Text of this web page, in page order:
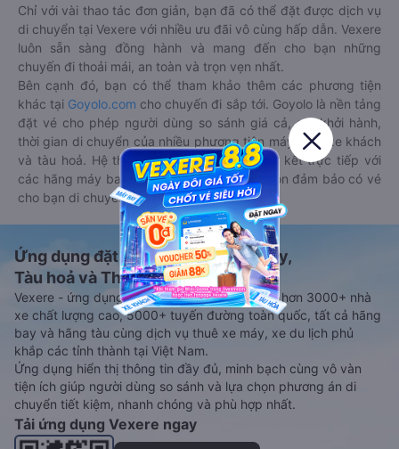
Chỉ với vài thao tác đơn giản, bạn đã có thể đặt được dịch vụ
di chuyển tại Vexere với nhiều ưu đãi vô cùng hấp dẫn. Vexere
luôn sẵn sàng đồng hành và mang đến cho bạn những
chuyến đi thoải mái, an toàn và trọn vẹn nhất.
Bên cạnh đó, bạn có thể tham khảo thêm các phương tiện
khác tại Goyolo.com cho chuyến đi sắp tới. Goyolo là nền tảng
đặt vé cho phép người dùng so sánh giá cả, giờ khởi hành,
thời gian di chuyển của nhiều phương tiện máy bay, xe khách
và tàu hoả. Hệ thống của Goyolo được liên kết trực tiếp với
các hãng máy bay, xe khách và tàu hoả, luôn đảm bảo có vé
cho bạn di chuyển.
Ứng dụng đặt vé Xe khách, Máy bay,
Tàu hoả và Thuê xe
Vexere - ứng dụng đặt vé đa phương tiện với hơn 3000+ nhà
xe chất lượng cao, 5000+ tuyến đường toàn quốc, tất cả hãng
bay và hãng tàu cùng dịch vụ thuê xe máy, xe du lịch phủ
khắp các tỉnh thành tại Việt Nam.
Ứng dụng hiển thị thông tin đầy đủ, minh bạch cùng vô vàn
tiện ích giúp người dùng so sánh và lựa chọn phương án di
chuyển tiết kiệm, nhanh chóng và phù hợp nhất.
Tải ứng dụng Vexere ngay